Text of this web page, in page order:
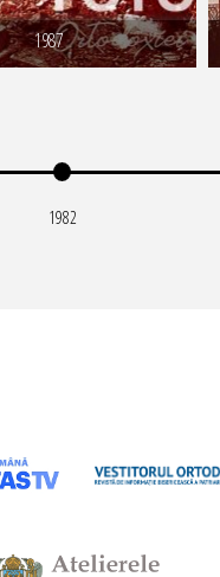
1987
1982